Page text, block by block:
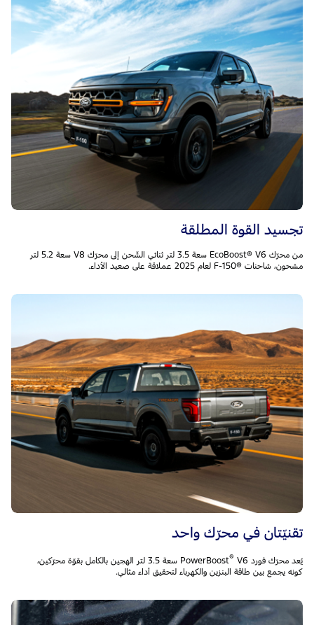
تجسيد القوة المطلقة
من محرّك EcoBoost® V6 سعة 3.5 لتر ثنائي الشّحن إلى محرّك V8 سعة 5.2 لتر
مشحون، شاحنات F-150®‎ لعام 2025 عملاقة على صعيد الأداء.
تقنيّتان في محرّك واحد
يُعد محرّك فورد PowerBoost ®
‎V6 سعة 3.5 لتر الهجين بالكامل بقوّة محرّكين،
كونه يجمع بين طاقة البنزين والكهرباء لتحقيق أداء مثالي.